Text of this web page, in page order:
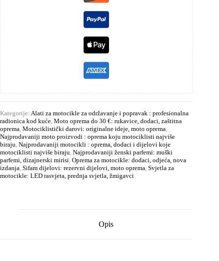
Kategorije: Alati za motocikle za održavanje i popravak : profesionalna
radionica kod kuće, Moto oprema do 30 €: rukavice, dodaci, zaštitna
oprema, Motociklistički darovi: originalne ideje, moto oprema,
Najprodavaniji moto proizvodi : oprema koju motociklisti najviše
biraju, Najprodavaniji motocikli : oprema, dodaci i dijelovi koje
motociklisti najviše biraju, Najprodavaniji ženski parfemi: muški
parfemi, dizajnerski mirisi, Oprema za motocikle: dodaci, odjeća, nova
izdanja, Sifam dijelovi: rezervni dijelovi, moto oprema, Svjetla za
motocikle: LED rasvjeta, prednja svjetla, žmigavci
Opis